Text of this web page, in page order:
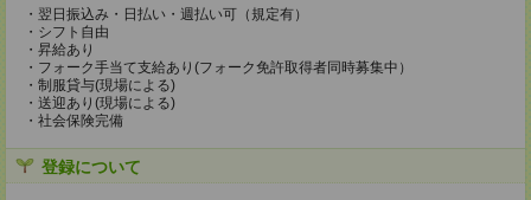
・翌日振込み・日払い・週払い可（規定有）
・シフト自由
・昇給あり
・フォーク手当て支給あり(フォーク免許取得者同時募集中）
・制服貸与(現場による)
・送迎あり(現場による)
・社会保険完備
登録について